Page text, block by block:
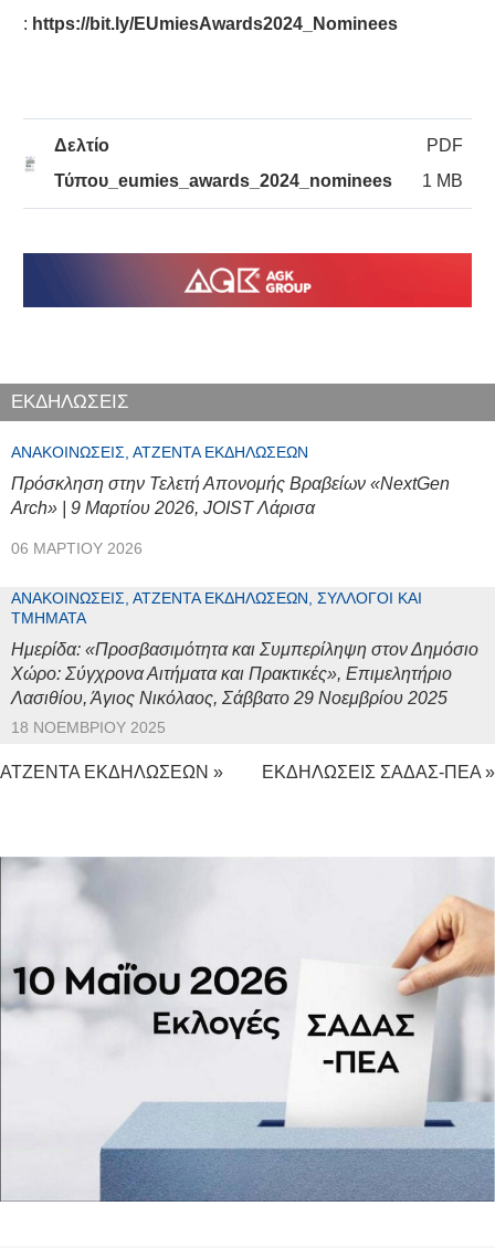
: https://bit.ly/EUmiesAwards2024_ Nominees
Δελτίο
Τύπου_eumies_awards_2024_nominees
PDF
1 MB
ΕΚΔΗΛΩΣΕΙΣ
ΑΝΑΚΟΙΝΏΣΕΙΣ, ΑΤΖΈΝΤΑ ΕΚΔΗΛΏΣΕΩΝ
Πρόσκληση στην Τελετή Απονομής Βραβείων «NextGen
Arch» | 9 Μαρτίου 2026, JOIST Λάρισα
06 ΜΑΡΤΊΟΥ 2026
ΑΝΑΚΟΙΝΏΣΕΙΣ, ΑΤΖΈΝΤΑ ΕΚΔΗΛΏΣΕΩΝ, ΣΎΛΛΟΓΟΙ ΚΑΙ
ΤΜΉΜΑΤΑ
Ημερίδα: «Προσβασιμότητα και Συμπερίληψη στον Δημόσιο
Χώρο: Σύγχρονα Αιτήματα και Πρακτικές», Επιμελητήριο
Λασιθίου, Άγιος Νικόλαος, Σάββατο 29 Νοεμβρίου 2025
18 ΝΟΕΜΒΡΊΟΥ 2025
ΑΤΖΕΝΤΑ ΕΚΔΗΛΩΣΕΩΝ » ΕΚΔΗΛΩΣΕΙΣ ΣΑΔΑΣ-ΠΕΑ »